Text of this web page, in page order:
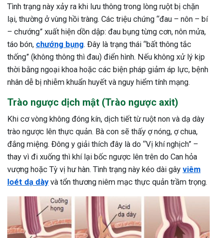
Tình trạng này xảy ra khi lưu thông trong lòng ruột bị chặn
lại, thường ở vùng hồi tràng. Các triệu chứng “đau – nôn – bí
– chướng” xuất hiện dồn dập: đau bụng từng cơn, nôn mửa,
táo bón, chướng bụng. Đây là trạng thái “bất thông tắc
thống” (không thông thì đau) điển hình. Nếu không xử lý kịp
thời bằng ngoại khoa hoặc các biện pháp giảm áp lực, bệnh
nhân dễ bị nhiễm khuẩn huyết và nguy hiểm tính mạng.
Trào ngược dịch mật (Trào ngược axit)
Khi cơ vòng không đóng kín, dịch tiết từ ruột non và dạ dày
trào ngược lên thực quản. Bà con sẽ thấy ợ nóng, ợ chua,
đắng miệng. Đông y giải thích đây là do “Vị khí nghịch” –
thay vì đi xuống thì khí lại bốc ngược lên trên do Can hỏa
vượng hoặc Tỳ vị hư hàn. Tình trạng này kéo dài gây viêm
loét dạ dàyvà tổn thương niêm mạc thực quản trầm trọng.